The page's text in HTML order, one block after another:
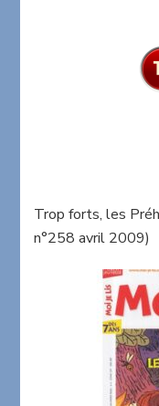
Trop forts, les
n°258 avril 2009)